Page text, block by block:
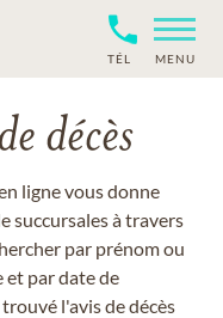
TÉL MENU
décès
ligne vous donne
succursales à travers
par prénom ou
et par date de
l'avis de décès